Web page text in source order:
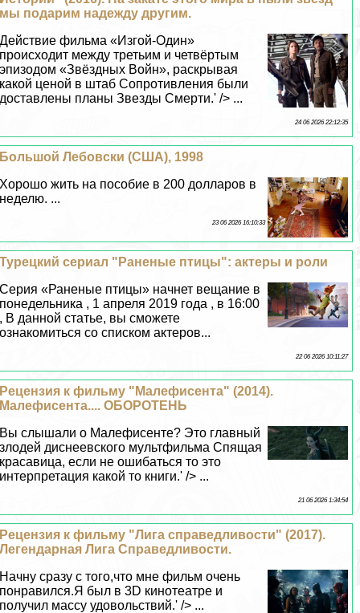
мы подарим надежду другим.
Действие фильма «Изгой-Один»
происходит между третьим и четвёртым
эпизодом «Звёздных Войн», раскрывая
какой ценой в штаб Сопротивления были
доставлены планы Звезды Cмepти.' /> ...
24 06 2026 22:12:35
Большой Лебовски (США), 1998
Хорошо жить на пособие в 200 долларов в
неделю. ...
23 06 2026 16:10:33
Турецкий сериал "Раненые птицы": актеры и роли
Серия «Раненые птицы» начнет вещание в
понедельника , 1 апреля 2019 года , в 16:00
, В данной статье, вы сможете
ознакомиться со списком актеров...
22 06 2026 10:11:27
Рецензия к фильму "Малефисента" (2014).
Малефисента.... ОБОРОТЕНЬ
Вы слышали о Малефисенте? Это главный
злодей диснеевского мультфильма Спящая
красавица, если не ошибаться то это
интерпретация какой то книги.' /> ...
21 06 2026 1:34:54
Рецензия к фильму "Лига справедливости" (2017).
Легендарная Лига Справедливости.
Начну сразу с того,что мне фильм очень
понравился.Я был в 3D кинотеатре и
получил массу удовольствий.' /> ...